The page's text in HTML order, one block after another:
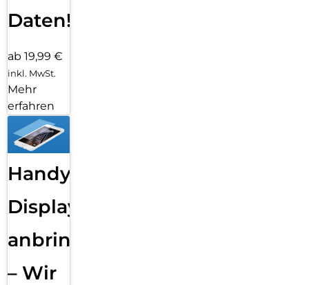
Daten!
ab 19,99 €
inkl. MwSt.
Mehr
erfahren
Handy
Displayfolie
anbringen
– Wir